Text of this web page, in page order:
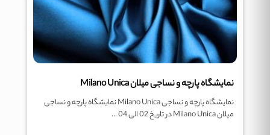
نمایشگاه پارچه و نساجی میلان Milano Unica
نمایشگاه پارچه و نساجی Milano Unica نمایشگاه پارچه و نساجی
میلان Milano Unica در تاریخ 02 الی 04 ...